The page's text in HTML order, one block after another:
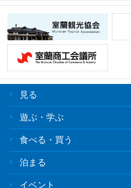
見る
遊ぶ・学ぶ
食べる・買う
泊まる
イベント